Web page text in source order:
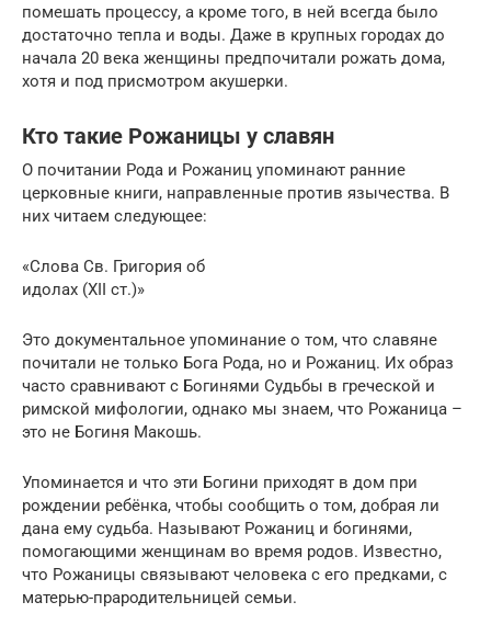
помешать процессу, а кроме того, в ней всегда было
достаточно тепла и воды. Даже в крупных городах до
начала 20 века женщины предпочитали рожать дома,
хотя и под присмотром акушерки.
Кто такие Рожаницы у славян
О почитании Рода и Рожаниц упоминают ранние
церковные книги, направленные против язычества. В
них читаем следующее:
«Слова Св. Григория об
идолах (XII ст.)»
Это документальное упоминание о том, что славяне
почитали не только Бога Рода, но и Рожаниц. Их образ
часто сравнивают с Богинями Судьбы в греческой и
римской мифологии, однако мы знаем, что Рожаница –
это не Богиня Макошь.
Упоминается и что эти Богини приходят в дом при
рождении ребёнка, чтобы сообщить о том, добрая ли
дана ему судьба. Называют Рожаниц и богинями,
помогающими женщинам во время родов. Известно,
что Рожаницы связывают человека с его предками, с
матерью-прародительницей семьи.